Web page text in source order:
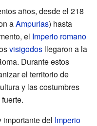
años, desde el 218
aAmpurias) hasta
el Imperio romano
visigodos llegaron a la
Durante estos
el territorio de
y las costumbres
importante del Imperio